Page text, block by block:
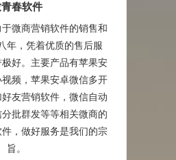
春软件
微商营销软件的销售和
年，凭着优质的售后服
好。主要产品有苹果安
频，苹果安卓微信多开
友营销软件，微信自动
批群发等等相关微商的
，做好服务是我们的宗
旨。